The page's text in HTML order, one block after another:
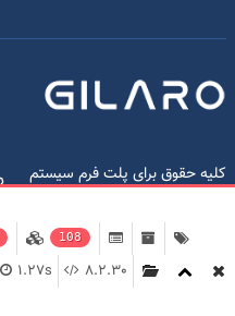
کلیه حقوق برای پلت فرم سیستم
مدیریت یادگیری محفوظ است.
108
8.2.30
1.27s